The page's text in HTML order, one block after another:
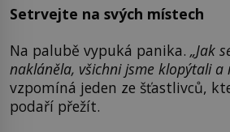
Setrvejte na svých místech
Na palubě vypuká panika. „Jak
nakláněla, všichni jsme klopýtali a
vzpomíná jeden ze šťastlivců,
podaří přežít.